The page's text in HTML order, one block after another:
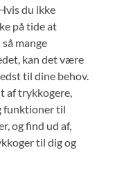
du ikke
på tide at
mange
kan det være
til dine behov.
af trykkogere,
funktioner til
og find ud af,
til dig og